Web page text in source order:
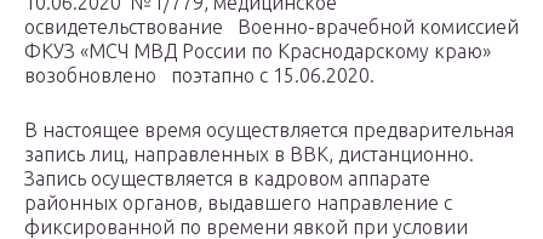
освидетельствование Военно-врачебной комиссией
ФКУЗ «МСЧ МВД России по Краснодарскому краю»
возобновлено поэтапно с 15.06.2020.
В настоящее время осуществляется предварительная
запись лиц, направленных в ВВК, дистанционно.
Запись осуществляется в кадровом аппарате
районных органов, выдавшего направление с
фиксированной по времени явкой при условии